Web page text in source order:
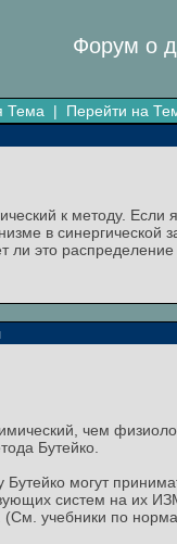
Форум о
Тема | Перейти на
к методу.
в
ли это
чем
Бутейко.
могут
систем на их
(См. учебники по